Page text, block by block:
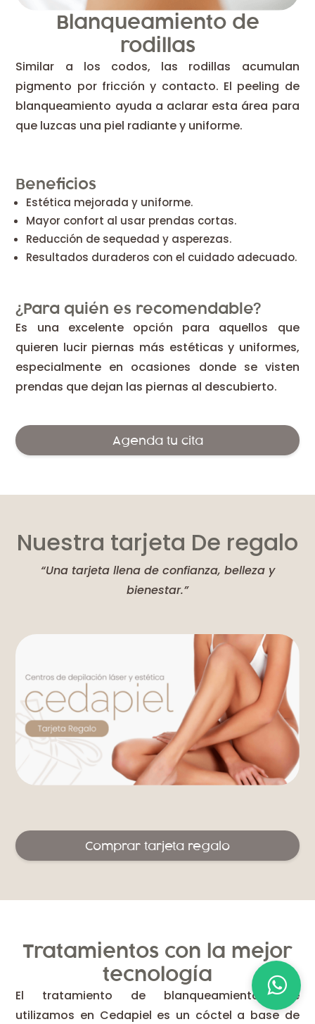
Blanqueamiento de
rodillas
Similar a los codos, las rodillas acumulan
pigmento por fricción y contacto. El peeling de
blanqueamiento ayuda a aclarar esta área para
que luzcas una piel radiante y uniforme.
Beneficios
Estética mejorada y uniforme.
Mayor confort al usar prendas cortas.
Reducción de sequedad y asperezas.
Resultados duraderos con el cuidado adecuado.
¿Para quién es recomendable?
Es una excelente opción para aquellos que
quieren lucir piernas más estéticas y uniformes,
especialmente en ocasiones donde se visten
prendas que dejan las piernas al descubierto.
Agenda tu cita
Nuestra tarjeta De regalo
“Una tarjeta llena de confianza, belleza y
bienestar.”
Comprar tarjeta regalo
Tratamientos con la mejor
tecnología
El tratamiento de blanqueamiento que
utilizamos en Cedapiel es un cóctel a base de